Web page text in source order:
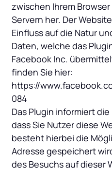
zwischen Ihrem
Servern her. Der
Einfluss auf die Natur
Daten, welche das
Facebook Inc.
finden Sie hier:
https://
084
Das Plugin informiert
dass Sie Nutzer diese
besteht hierbei die
Adresse gespeichert
des Besuchs auf dieser